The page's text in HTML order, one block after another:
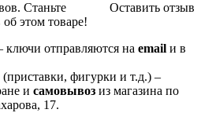
Оставить отзыв
Станьте
этом товаре!
ключи отправляются на email и в
(приставки, фигурки и т.д.) –
и самовывоз из магазина по
17.